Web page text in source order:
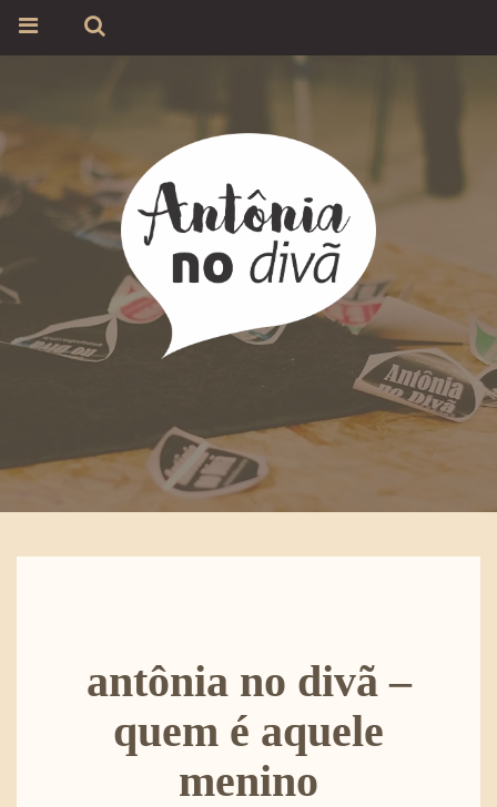
antônia no divã –
quem é aquele
menino